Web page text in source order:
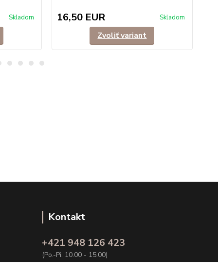
Skladom 16,50 EUR Skladom
Zvoliť variant
Kontakt
+421 948 126 423
(Po.-Pi. 10.00 - 15.00)